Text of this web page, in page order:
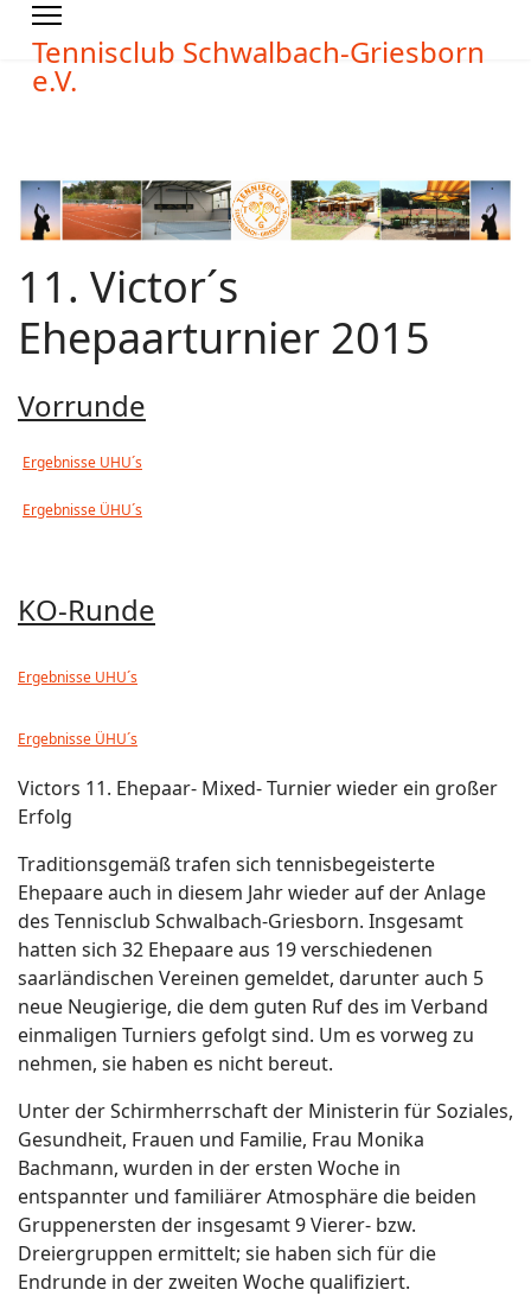
Tennisclub Schwalbach-Griesborn
e.V.
11. Victor´s
Ehepaarturnier 2015
Vorrunde
Ergebnisse UHU´s
Ergebnisse ÜHU´s
KO-Runde
Ergebnisse UHU´s
Ergebnisse ÜHU´s
Victors 11. Ehepaar- Mixed- Turnier wieder ein großer
Erfolg
Traditionsgemäß trafen sich tennisbegeisterte
Ehepaare auch in diesem Jahr wieder auf der Anlage
des Tennisclub Schwalbach-Griesborn. Insgesamt
hatten sich 32 Ehepaare aus 19 verschiedenen
saarländischen Vereinen gemeldet, darunter auch 5
neue Neugierige, die dem guten Ruf des im Verband
einmaligen Turniers gefolgt sind. Um es vorweg zu
nehmen, sie haben es nicht bereut.
Unter der Schirmherrschaft der Ministerin für Soziales,
Gesundheit, Frauen und Familie, Frau Monika
Bachmann, wurden in der ersten Woche in
entspannter und familiärer Atmosphäre die beiden
Gruppenersten der insgesamt 9 Vierer- bzw.
Dreiergruppen ermittelt; sie haben sich für die
Endrunde in der zweiten Woche qualifiziert.